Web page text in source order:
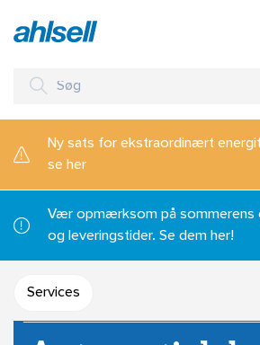
Ny sats for ekstraordinært
se her
Vær opmærksom på sommerens
og leveringstider. Se dem her!
Services